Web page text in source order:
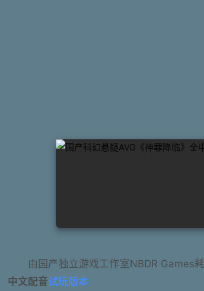
由国产独立游戏工作室NBDR Games
中文配音试玩版本